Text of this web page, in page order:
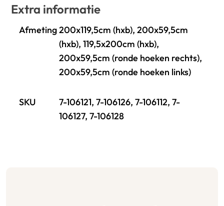
Extra informatie
Afmeting200x119,5cm (hxb), 200x59,5cm
(hxb), 119,5x200cm (hxb),
200x59,5cm (ronde hoeken rechts),
200x59,5cm (ronde hoeken links)
SKU
7-106121, 7-106126, 7-106112, 7-
106127, 7-106128